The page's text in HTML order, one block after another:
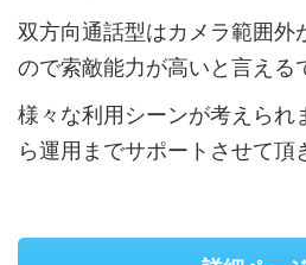
双方向通話型はカメラ範囲外
ので索敵能力が高いと言える
様々な利用シーンが考えられ
ら運用までサポートさせて頂